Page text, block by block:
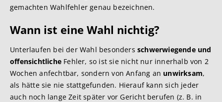
gemachten Wahlfehler genau bezeichnen.
Wann ist eine Wahl nichtig?
Unterlaufen bei der Wahl besonders schwerwiegende und
offensichtliche Fehler, so ist sie nicht nur innerhalb von 2
Wochen anfechtbar, sondern von Anfang an unwirksam,
als hätte sie nie stattgefunden. Hierauf kann sich jeder
auch noch lange Zeit später vor Gericht berufen (z. B. in